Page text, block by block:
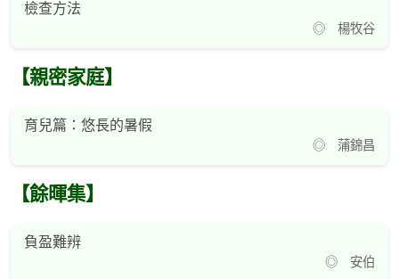
檢查方法
◎ 楊牧谷
【親密家庭】
育兒篇：悠長的暑假
◎ 蒲錦昌
【餘暉集】
負盈難辨
◎ 安伯